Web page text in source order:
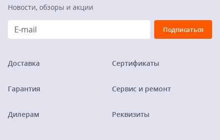
Новости, обзоры и акции
Доставка
Гарантия
Дилерам
Сертификаты
Сервис и ремонт
Реквизиты